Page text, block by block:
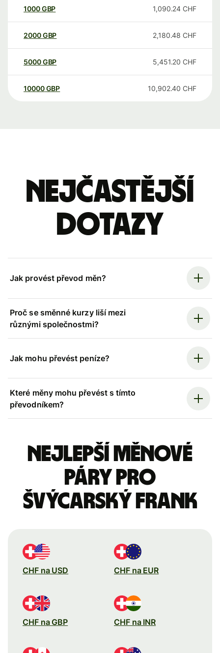
1000GBP 1,090.24 CHF
2000GBP 2,180.48 CHF
5000GBP 5,451.20 CHF
10000 GBP 10,902.40 CHF
Nejčastější
dotazy
Jak provést převod měn?
Proč se směnné kurzy liší mezi
různými společnostmi?
Jak mohu převést peníze?
Které měny mohu převést s tímto
převodníkem?
Nejlepší měnové
páry pro
švýcarský frank
CHF na USD CHF na EUR
CHF na GBP CHF na INR